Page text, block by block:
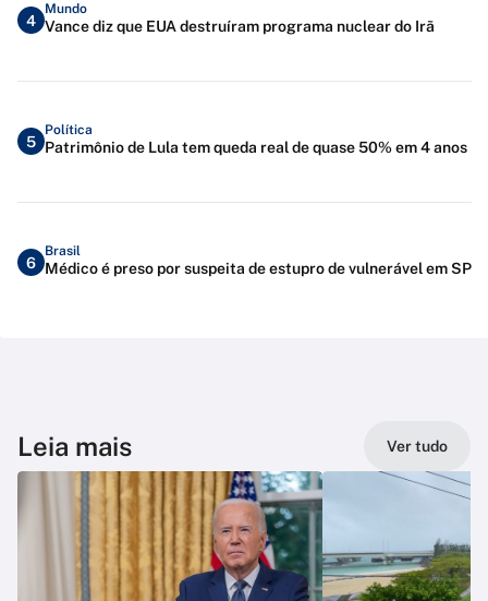
4
Mundo
Vance diz que EUA destruíram programa nuclear do Irã
5
Política
Patrimônio de Lula tem queda real de quase 50% em 4 anos
6
Brasil
Médico é preso por suspeita de estupro de vulnerável em SP
Leia mais Ver tudo